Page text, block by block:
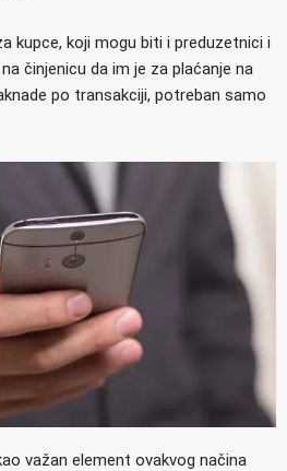
kupce, koji mogu biti i preduzetnici i
činjenicu da im je za plaćanje na
po transakciji, potreban samo
važan element ovakvog načina